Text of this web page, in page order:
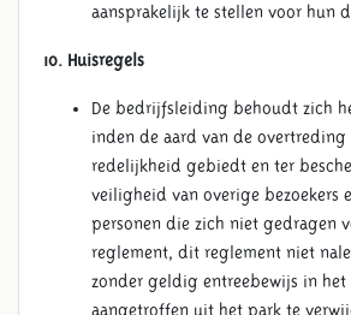
aansprakelijk te stellen voor hun
10. Huisregels
De bedrijfsleiding behoudt zich
inden de aard van de
redelijkheid gebiedt en ter
veiligheid van overige bezoekers
personen die zich niet gedragen
reglement, dit reglement niet
zonder geldig entreebewijs in het
aangetroffen uit het park te